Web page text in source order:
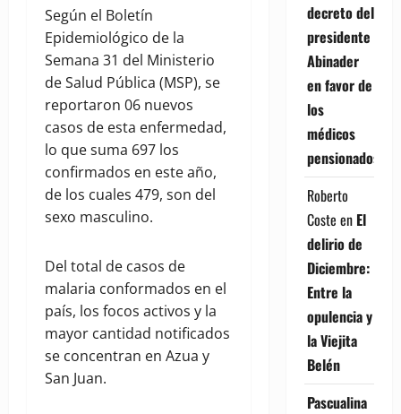
Según el Boletín
Epidemiológico de la
Semana 31 del Ministerio
de Salud Pública (MSP), se
reportaron 06 nuevos
casos de esta enfermedad,
lo que suma 697 los
confirmados en este año,
de los cuales 479, son del
sexo masculino.
Del total de casos de
malaria conformados en el
país, los focos activos y la
mayor cantidad notificados
se concentran en Azua y
San Juan.
decreto del
presidente
Abinader
en favor de
los
médicos
pensionados
Roberto
Coste en El
delirio de
Diciembre:
Entre la
opulencia y
la Viejita
Belén
Pascualina